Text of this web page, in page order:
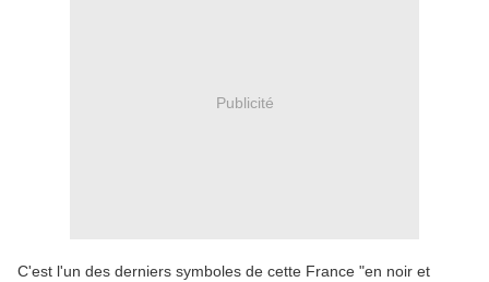
Publicité
C'est l'un des derniers symboles de cette France "en noir et